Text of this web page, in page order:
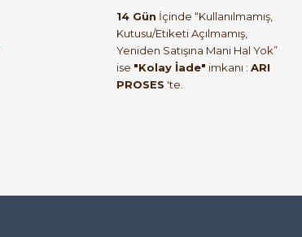
14 Gün İçinde “Kullanılmamış,
Kutusu/Etiketi Açılmamış,
Yeniden Satışına Mani Hal Yok”
ise "Kolay İade" imkanı : ARI
PROSES 'te.